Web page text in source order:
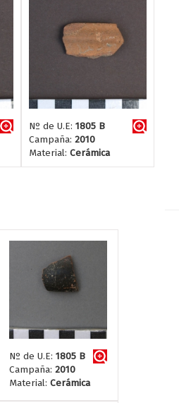
Nº de U.E: 1805 B
Campaña: 2010
Material: Cerámica
Nº de U.E: 1805 B
Campaña: 2010
Material: Cerámica